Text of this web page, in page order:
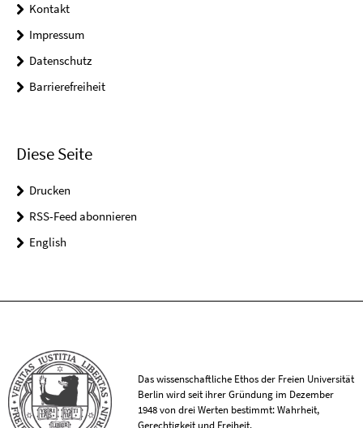
Kontakt
Impressum
Datenschutz
Barrierefreiheit
Diese Seite
Drucken
RSS-Feed abonnieren
English
Das wissenschaftliche Ethos der Freien Universität
Berlin wird seit ihrer Gründung im Dezember
1948 von drei Werten bestimmt: Wahrheit,
Gerechtigkeit und Freiheit.